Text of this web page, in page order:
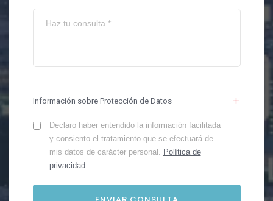
Información sobre Protección de Datos
Declaro haber entendido la información facilitada
y consiento el tratamiento que se efectuará de
mis datos de carácter personal. Política de
privacidad.